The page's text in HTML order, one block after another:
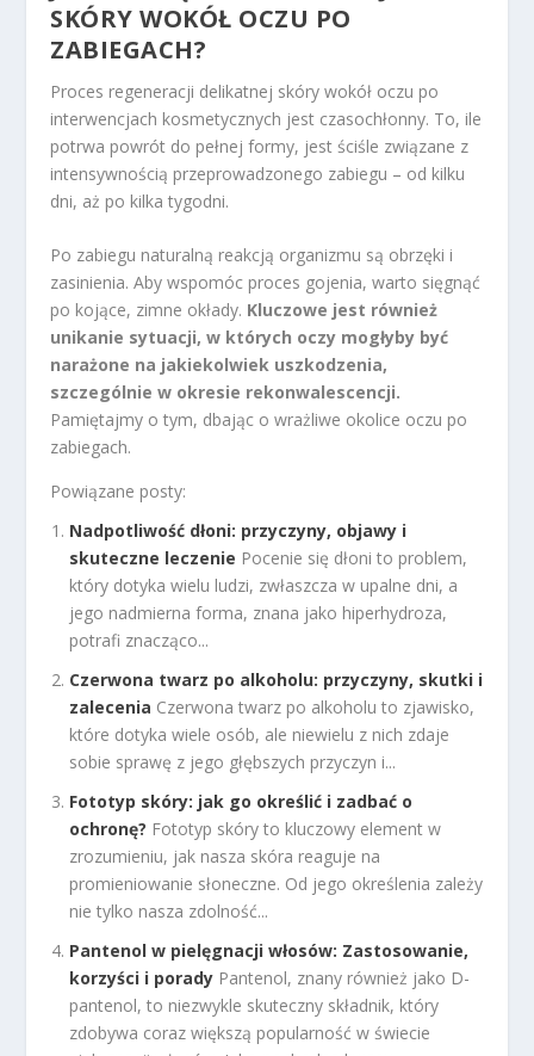
SKÓRY WOKÓŁ OCZU PO
ZABIEGACH?
Proces regeneracji delikatnej skóry wokół oczu po
interwencjach kosmetycznych jest czasochłonny. To, ile
potrwa powrót do pełnej formy, jest ściśle związane z
intensywnością przeprowadzonego zabiegu – od kilku
dni, aż po kilka tygodni.
Po zabiegu naturalną reakcją organizmu są obrzęki i
zasinienia. Aby wspomóc proces gojenia, warto sięgnąć
po kojące, zimne okłady. Kluczowe jest również
unikanie sytuacji, w których oczy mogłyby być
narażone na jakiekolwiek uszkodzenia,
szczególnie w okresie rekonwalescencji.
Pamiętajmy o tym, dbając o wrażliwe okolice oczu po
zabiegach.
Powiązane posty:
Nadpotliwość dłoni: przyczyny, objawy i
skuteczne leczenie Pocenie się dłoni to problem,
który dotyka wielu ludzi, zwłaszcza w upalne dni, a
jego nadmierna forma, znana jako hiperhydroza,
potrafi znacząco...
Czerwona twarz po alkoholu: przyczyny, skutki i
zalecenia Czerwona twarz po alkoholu to zjawisko,
które dotyka wiele osób, ale niewielu z nich zdaje
sobie sprawę z jego głębszych przyczyn i...
Fototyp skóry: jak go określić i zadbać o
ochronę? Fototyp skóry to kluczowy element w
zrozumieniu, jak nasza skóra reaguje na
promieniowanie słoneczne. Od jego określenia zależy
nie tylko nasza zdolność...
Pantenol w pielęgnacji włosów: Zastosowanie,
korzyści i porady Pantenol, znany również jako D-
pantenol, to niezwykle skuteczny składnik, który
zdobywa coraz większą popularność w świecie